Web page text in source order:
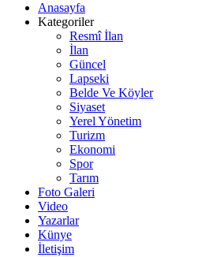
Anasayfa
Kategoriler
Resmî İlan
İlan
Güncel
Lapseki
Belde Ve Köyler
Siyaset
Yerel Yönetim
Turizm
Ekonomi
Spor
Tarım
Foto Galeri
Video
Yazarlar
Künye
İletişim